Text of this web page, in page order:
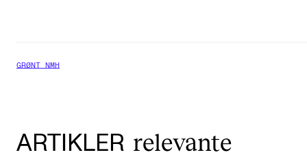
GRØNT NMH
ARTIKLER relevante